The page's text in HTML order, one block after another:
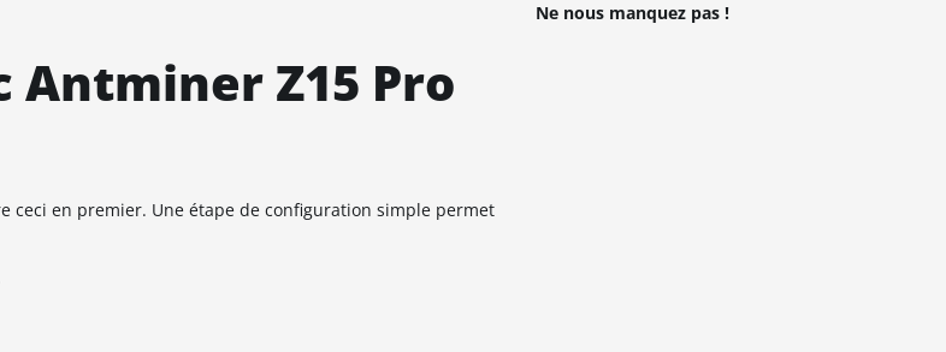
Antminer Z15 Pro
ceci en premier. Une étape de configuration simple permet
Ne nous manquez pas !